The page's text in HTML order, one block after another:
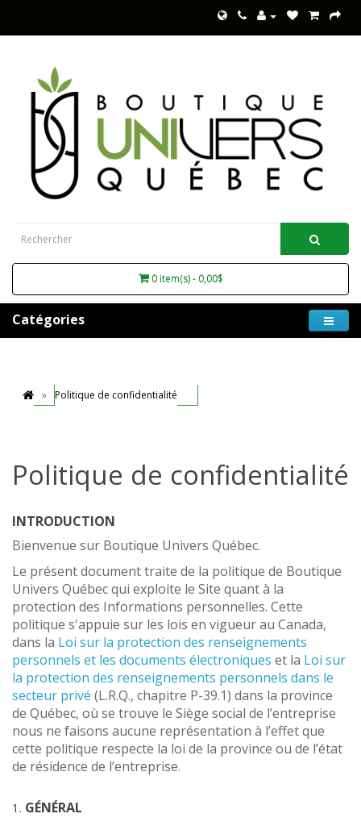
0 item(s) - 0,00$
Catégories
Politique de confidentialité
Politique de confidentialité
INTRODUCTION
Bienvenue sur Boutique Univers Québec.
Le présent document traite de la politique de Boutique
Univers Québec qui exploite le Site quant à la
protection des Informations personnelles. Cette
politique s'appuie sur les lois en vigueur au Canada,
dans la Loi sur la protection des renseignements
personnels et les documents électroniques et la Loi sur
la protection des renseignements personnels dans le
secteur privé (L.R.Q., chapitre P-39.1) dans la province
de Québec, où se trouve le Siège social de l’entreprise
nous ne faisons aucune représentation à l’effet que
cette politique respecte la loi de la province ou de l’état
de résidence de l’entreprise.
1. GÉNÉRAL